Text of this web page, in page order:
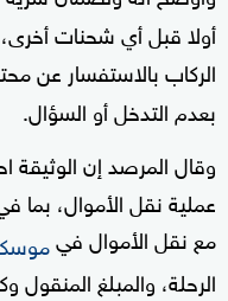
أولا قبل أي شحنات
الركاب بالاستفسار عن
بعدم التدخل أو السؤال.
وقال المرصد إن
عملية نقل الأموال،
مع نقل الأموال في
الرحلة، والمبلغ المنقول